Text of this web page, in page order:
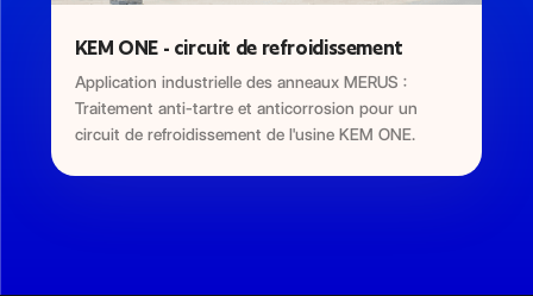
KEM ONE - circuit de refroidissement
Application industrielle des anneaux MERUS :
Traitement anti-tartre et anticorrosion pour un
circuit de refroidissement de l'usine KEM ONE.